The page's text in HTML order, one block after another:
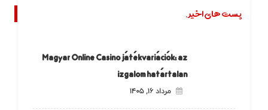
پست های اخیر.
Magyar Online Casino játékvariációk: az
izgalom határtalan
مرداد ۱۶, ۱۴۰۵